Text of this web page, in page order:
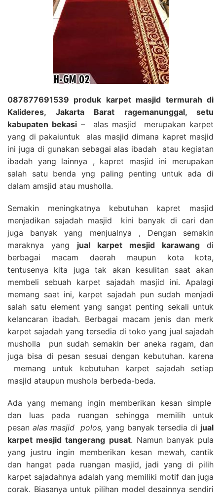
087877691539 produk karpet masjid termurah di
Kalideres, Jakarta Barat ragemanunggal, setu
kabupaten bekasi – alas masjid merupakan karpet
yang di pakaiuntuk alas masjid dimana kapret masjid
ini juga di gunakan sebagai alas ibadah atau kegiatan
ibadah yang lainnya , kapret masjid ini merupakan
salah satu benda yng paling penting untuk ada di
dalam amsjid atau musholla.
Semakin meningkatnya kebutuhan kapret masjid
menjadikan sajadah masjid kini banyak di cari dan
juga banyak yang menjualnya , Dengan semakin
maraknya yang jual karpet mesjid karawang di
berbagai macam daerah maupun kota kota,
tentusenya kita juga tak akan kesulitan saat akan
membeli sebuah karpet sajadah masjid ini. Apalagi
memang saat ini, karpet sajadah pun sudah menjadi
salah satu element yang sangat penting sekali untuk
kelancaran ibadah. Berbagai macam jenis dan merk
karpet sajadah yang tersedia di toko yang jual sajadah
musholla pun sudah semakin ber aneka ragam, dan
juga bisa di pesan sesuai dengan kebutuhan. karena
memang untuk kebutuhan karpet sajadah setiap
masjid ataupun mushola berbeda-beda.
Ada yang memang ingin memberikan kesan simple
dan luas pada ruangan sehingga memilih untuk
pesan alas masjid polos, yang banyak tersedia di jual
karpet mesjid tangerang pusat. Namun banyak pula
yang justru ingin memberikan kesan mewah, cantik
dan hangat pada ruangan masjid, jadi yang di pilih
karpet sajadahnya adalah yang memiliki motif dan juga
corak. Biasanya untuk pilihan model desainnya sendiri